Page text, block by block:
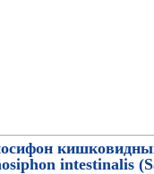
intestinalis